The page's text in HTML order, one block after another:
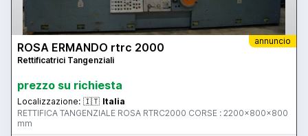
annuncio
ROSA ERMANDO rtrc 2000
Rettificatrici Tangenziali
prezzo su richiesta
Localizzazione: 🇮🇹 Italia
RETTIFICA TANGENZIALE ROSA RTRC2000 CORSE : 2200x800x800
mm